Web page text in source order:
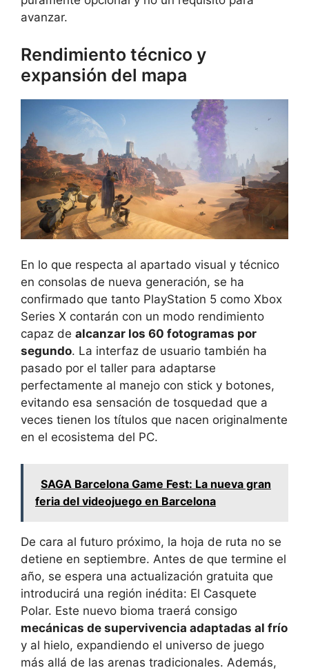
avanzar.
Rendimiento técnico y
expansión del mapa
En lo que respecta al apartado visual y técnico
en consolas de nueva generación, se ha
confirmado que tanto PlayStation 5 como Xbox
Series X contarán con un modo rendimiento
capaz de alcanzar los 60 fotogramas por
segundo. La interfaz de usuario también ha
pasado por el taller para adaptarse
perfectamente al manejo con stick y botones,
evitando esa sensación de tosquedad que a
veces tienen los títulos que nacen originalmente
en el ecosistema del PC.
SAGA Barcelona Game Fest: La nueva gran
feria del videojuego en Barcelona
De cara al futuro próximo, la hoja de ruta no se
detiene en septiembre. Antes de que termine el
año, se espera una actualización gratuita que
introducirá una región inédita: El Casquete
Polar. Este nuevo bioma traerá consigo
mecánicas de supervivencia adaptadas al frío
y al hielo, expandiendo el universo de juego
más allá de las arenas tradicionales. Además,